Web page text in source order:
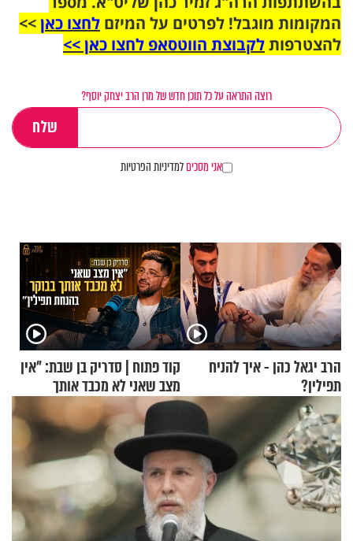
המקומות מוגבל! לפרטים על המיזם לחצו כאן>>
להצטרפותלקבוצת הווטסאפ לחצו כאן >>
רוצה התראה על כל תוכן חדש של מרן הרב יצחק יוסף?
אני מסכיםלמדיניות הפרטיות
הרב יגאל כהן - איך להניח
תפילין?
קוד פתוח | סדריק בן שבת: "אין
מצב שאני לא מכבד אותך
בבוקר בהנחת תפילין"